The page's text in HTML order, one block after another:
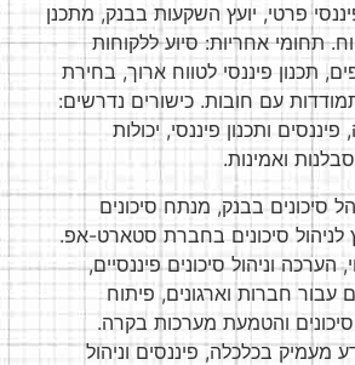
פרטי, יועץ השקעות בבנק, מתכנן
תחומי אחריות: סיוע ללקוחות
תכנון פיננסי לטווח ארוך, בחירת
עם חובות. כישורים נדרשים:
ותכנון פיננסי, יכולות
ואמינות.
סיכונים בבנק, מנתח סיכונים
לניהול סיכונים בחברת סטארט-אפ.
הערכה וניהול סיכונים פיננסיים,
עבור חברות וארגונים, פיתוח
סיכונים והטמעת מערכות בקרה.
מעמיק בכלכלה, פיננסים וניהול